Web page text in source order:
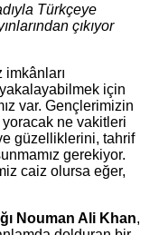
Türkçeye
çıkıyor
imkânları
için
var. Gençlerimizin
yoracak ne vakitleri
güzelliklerini, tahrif
gerekiyor.
caiz olursa eğer,
Nouman Ali Khan,